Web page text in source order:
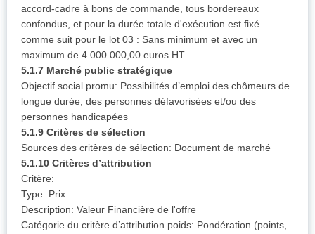
accord-cadre à bons de commande, tous bordereaux
confondus, et pour la durée totale d'exécution est fixé
comme suit pour le lot 03 : Sans minimum et avec un
maximum de 4 000 000,00 euros HT.
5.1.7 Marché public stratégique
Objectif social promu: Possibilités d’emploi des chômeurs de
longue durée, des personnes défavorisées et/ou des
personnes handicapées
5.1.9 Critères de sélection
Sources des critères de sélection: Document de marché
5.1.10 Critères d’attribution
Critère:
Type: Prix
Description: Valeur Financière de l'offre
Catégorie du critère d’attribution poids: Pondération (points,